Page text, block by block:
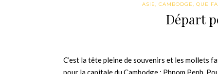
ASIE, CAMBODGE, QUE
Départ
C’est la tête pleine de souvenirs et les mollets
pour la capitale du Cambodge : Phnom Penh.